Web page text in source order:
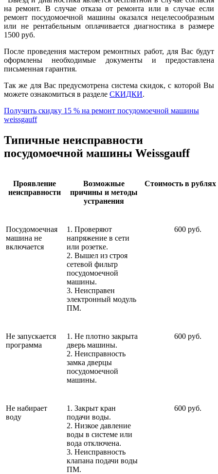
на ремонт. В случае отказа от ремонта или в случае если
ремонт посудомоечной машины оказался нецелесообразным
или не рентабельным оплачивается диагностика в размере
1500 руб.
После проведения мастером ремонтных работ, для Вас будут
оформлены необходимые документы и предоставлена
письменная гарантия.
Так же для Вас предусмотрена система скидок, с которой Вы
можете ознакомиться в разделе СКИДКИ.
Получить скидку 15 % на ремонт посудомоечной машины
weissgauff
Типичные неисправности
посудомоечной машины Weissgauff
Проявление
неисправности
Возможные
причины и методы
устранения
Стоимость в рублях
Посудомоечная
машина не
включается
1. Проверяют
напряжение в сети
или розетке.
2. Вышел из строя
сетевой фильтр
посудомоечной
машины.
3. Неисправен
электронный модуль
ПМ.
600 руб.
Не запускается
программа
1. Не плотно закрыта
дверь машины.
2. Неисправность
замка дверцы
посудомоечной
машины.
600 руб.
Не набирает
воду
1. Закрыт кран
подачи воды.
2. Низкое давление
воды в системе или
вода отключена.
3. Неисправность
клапана подачи воды
ПМ.
600 руб.